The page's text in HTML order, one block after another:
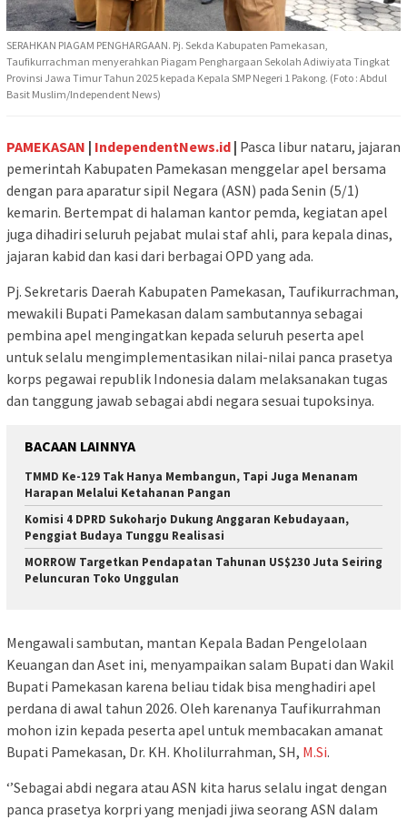
SERAHKAN PIAGAM PENGHARGAAN. Pj. Sekda Kabupaten Pamekasan,
Taufikurrachman menyerahkan Piagam Penghargaan Sekolah Adiwiyata Tingkat
Provinsi Jawa Timur Tahun 2025 kepada Kepala SMP Negeri 1 Pakong. (Foto : Abdul
Basit Muslim/Independent News)
PAMEKASAN | IndependentNews.id | Pasca libur nataru, jajaran
pemerintah Kabupaten Pamekasan menggelar apel bersama
dengan para aparatur sipil Negara (ASN) pada Senin (5/1)
kemarin. Bertempat di halaman kantor pemda, kegiatan apel
juga dihadiri seluruh pejabat mulai staf ahli, para kepala dinas,
jajaran kabid dan kasi dari berbagai OPD yang ada.
Pj. Sekretaris Daerah Kabupaten Pamekasan, Taufikurrachman,
mewakili Bupati Pamekasan dalam sambutannya sebagai
pembina apel mengingatkan kepada seluruh peserta apel
untuk selalu mengimplementasikan nilai-nilai panca prasetya
korps pegawai republik Indonesia dalam melaksanakan tugas
dan tanggung jawab sebagai abdi negara sesuai tupoksinya.
BACAAN LAINNYA
TMMD Ke-129 Tak Hanya Membangun, Tapi Juga Menanam
Harapan Melalui Ketahanan Pangan
Komisi 4 DPRD Sukoharjo Dukung Anggaran Kebudayaan,
Penggiat Budaya Tunggu Realisasi
MORROW Targetkan Pendapatan Tahunan US$230 Juta Seiring
Peluncuran Toko Unggulan
Mengawali sambutan, mantan Kepala Badan Pengelolaan
Keuangan dan Aset ini, menyampaikan salam Bupati dan Wakil
Bupati Pamekasan karena beliau tidak bisa menghadiri apel
perdana di awal tahun 2026. Oleh karenanya Taufikurrahman
mohon izin kepada peserta apel untuk membacakan amanat
Bupati Pamekasan, Dr. KH. Kholilurrahman, SH, M.Si.
‘’Sebagai abdi negara atau ASN kita harus selalu ingat dengan
panca prasetya korpri yang menjadi jiwa seorang ASN dalam